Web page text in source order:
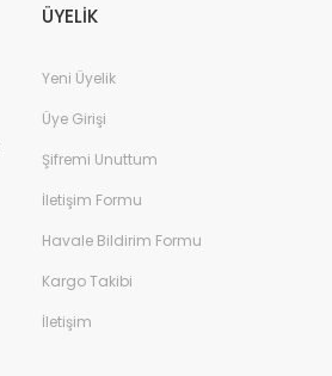
ÜYELİK
Yeni Üyelik
Üye Girişi
Şifremi Unuttum
İletişim Formu
Havale Bildirim Formu
Kargo Takibi
İletişim